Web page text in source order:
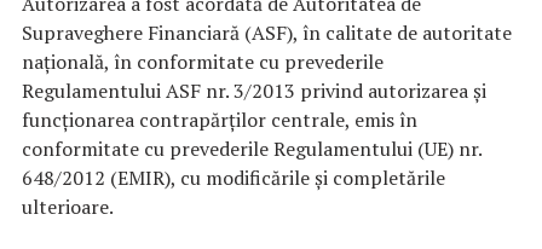
Supraveghere Financiară (ASF), în calitate de autoritate
națională, în conformitate cu prevederile
Regulamentului ASF nr. 3/2013 privind autorizarea și
funcționarea contrapărților centrale, emis în
conformitate cu prevederile Regulamentului (UE) nr.
648/2012 (EMIR), cu modificările și completările
ulterioare.